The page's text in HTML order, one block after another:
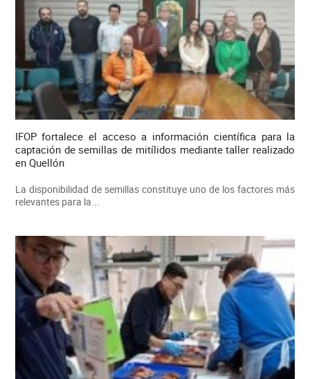
IFOP fortalece el acceso a información científica para la
captación de semillas de mitílidos mediante taller realizado
en Quellón
La disponibilidad de semillas constituye uno de los factores más
relevantes para la...